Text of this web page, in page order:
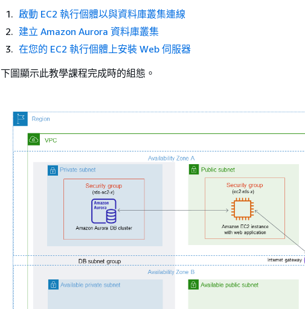
啟動 EC2 執行個體以與資料庫叢集連線
建立 Amazon Aurora 資料庫叢集
在您的 EC2 執行個體上安裝 Web 伺服器
下圖顯示此教學課程完成時的組態。